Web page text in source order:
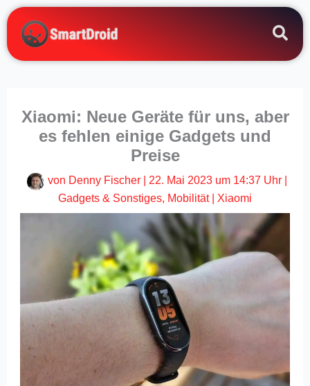
Zum
Inhalt
springen
Xiaomi: Neue Geräte für uns, aber
es fehlen einige Gadgets und
Preise
von Denny Fischer 22. Mai 2023 um 14:37 Uhr|
Gadgets & Sonstiges, Mobilität| Xiaomi